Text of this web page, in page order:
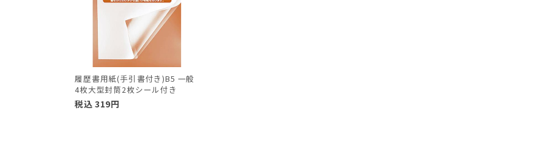
履歴書用紙(手引書付き)B5 一般
4枚大型封筒2枚シール付き
税込 319円